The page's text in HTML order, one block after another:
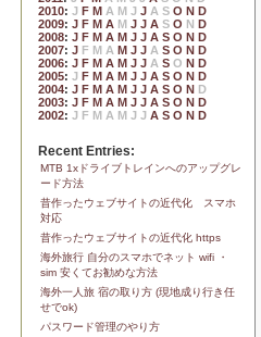
2010: J F M A M J J A S O N D
2009: J F M A M J J A S O N D
2008: J F M A M J J A S O N D
2007: J F M A M J J A S O N D
2006: J F M A M J J A S O N D
2005: J F M A M J J A S O N D
2004: J F M A M J J A S O N D
2003: J F M A M J J A S O N D
2002: J F M A M J J A S O N D
Recent Entries:
MTB 1xドライブトレインへのアップグレ
ード方法
昔作ったウェブサイトの近代化 スマホ
対応
昔作ったウェブサイトの近代化 https
海外旅行 自分のスマホでネット wifi ・
sim 安くてお勧めな方法
海外一人旅 宿の取り方 (現地成り行き任
せでok)
パスワード管理のやり方